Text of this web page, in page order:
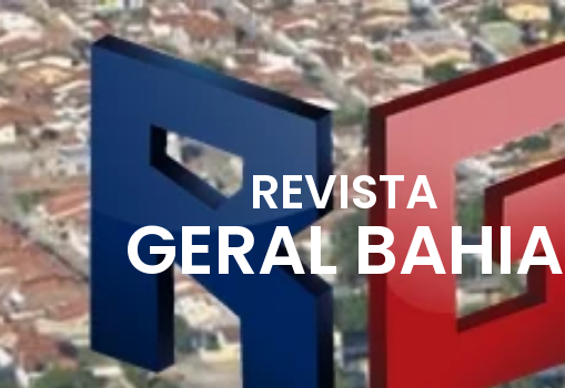
REVISTA
GERAL BAHIA